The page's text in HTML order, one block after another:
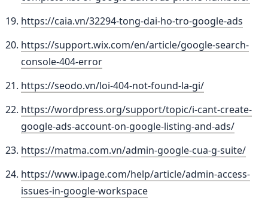
https://caia.vn/32294-tong-dai-ho-tro-google-ads
https://support.wix.com/en/article/google-search-
console-404-error
https://seodo.vn/loi-404-not-found-la-gi/
https://wordpress.org/support/topic/i-cant-create-
google-ads-account-on-google-listing-and-ads/
https://matma.com.vn/admin-google-cua-g-suite/
https://www.ipage.com/help/article/admin-access-
issues-in-google-workspace